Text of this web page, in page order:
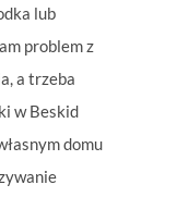
lub
problem z
a trzeba
w Beskid
domu